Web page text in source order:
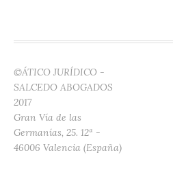
©ÁTICO JURÍDICO -
SALCEDO ABOGADOS
2017
Gran Vía de las
Germanías, 25. 12ª -
46006 Valencia (España)